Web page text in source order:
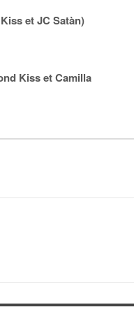
et JC Satàn)
Kiss et Camilla